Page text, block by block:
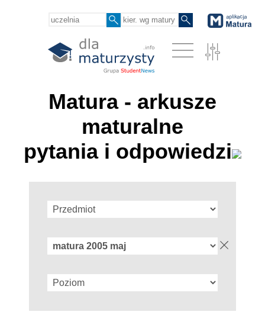
Matura - arkusze
maturalne
pytania i odpowiedzi